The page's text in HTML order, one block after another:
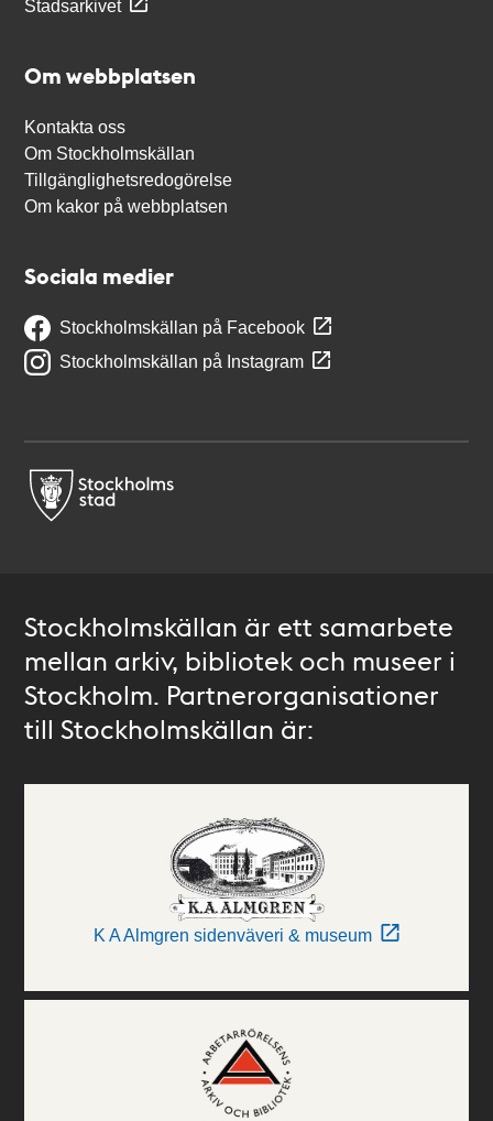
Stadsarkivet
Om webbplatsen
Kontakta oss
Om Stockholmskällan
Tillgänglighetsredogörelse
Om kakor på webbplatsen
Sociala medier
Stockholmskällan på Facebook
Stockholmskällan på Instagram
Stockholmskällan är ett samarbete
mellan arkiv, bibliotek och museer i
Stockholm. Partnerorganisationer
till Stockholmskällan är:
K A Almgren sidenväveri & museum